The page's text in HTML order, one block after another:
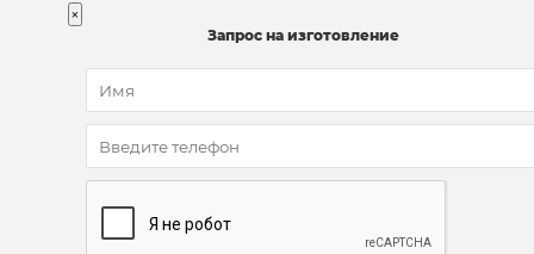
×
Запрос на изготовление